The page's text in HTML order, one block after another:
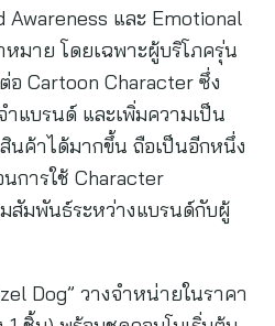
Awareness และ Emotional
มาย โดยเฉพาะผู้บริโภครุ่น
อ Cartoon Character ซึ่ง
ำแบรนด์ และเพิ่มความเป็น
ค้าได้มากขึ้น ถือเป็นอีกหนึ่ง
การใช้ Character
สัมพันธ์ระหว่างแบรนด์กับผู้
Dog” วางจำหน่ายในราคา